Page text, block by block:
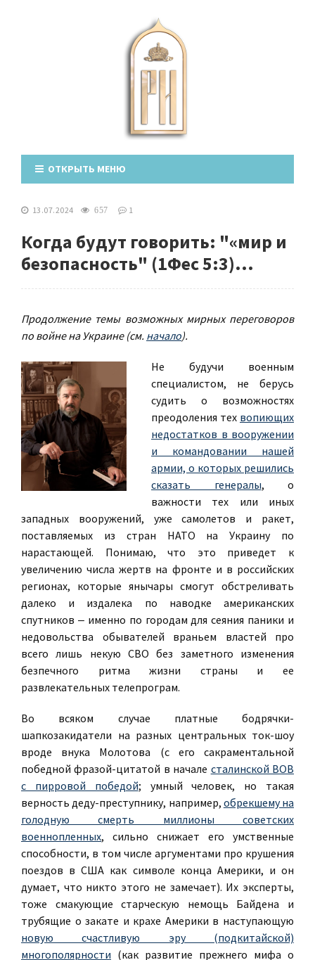
ОТКРЫТЬ МЕНЮ
13.07.2024 657 1
Когда будут говорить: "«мир и
безопасность" (1Фес 5:3)...
Продолжение темы возможных мирных переговоров
по войне на Украине (см. начало).
Не будучи военным
специалистом, не берусь
судить о возможностях
преодоления тех вопиющих
недостатков в вооружении
и командовании нашей
армии, о которых решились
сказать генералы, о
важности тех или иных
западных вооружений, уже самолетов и ракет,
поставляемых из стран НАТО на Украину по
нарастающей. Понимаю, что это приведет к
увеличению числа жертв на фронте и в российских
регионах, которые янычары смогут обстреливать
далеко и издалека по наводке американских
спутников ‒ именно по городам для сеяния паники и
недовольства обывателей враньем властей про
всего лишь некую СВО без заметного изменения
безпечного ритма жизни страны и ее
развлекательных телепрограм.
Во всяком случае платные бодрячки-
шапкозакидатели на разных центральных ток-шоу
вроде внука Молотова (с его сакраментальной
победной фразой-цитатой в начале сталинской ВОВ
с пирровой победой; умный человек, но такая
верность деду-преступнику, например, обрекшему на
голодную смерть миллионы советских
военнопленных, сильно снижает его умственные
способности, в том числе аргументами про крушения
поездов в США как символе конца Америки, и он
думает, что никто этого не замечает). Их эксперты,
тоже смакующие старческую немощь Байдена и
трубящие о закате и крахе Америки в наступающую
новую счастливую эру (подкитайской)
многополярности (как развитие прежнего мифа о